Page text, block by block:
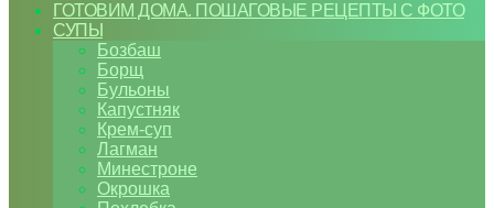
ГОТОВИМ ДОМА. ПОШАГОВЫЕ РЕЦЕПТЫ С ФОТО
СУПЫ
Бозбаш
Борщ
Бульоны
Капустняк
Крем-суп
Лагман
Минестроне
Окрошка